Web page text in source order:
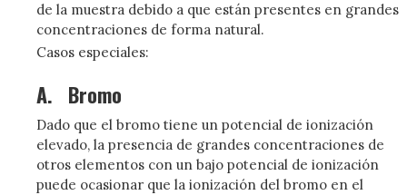
de la muestra debido a que están presentes en grandes
concentraciones de forma natural.
Casos especiales:
A. Bromo
Dado que el bromo tiene un potencial de ionización
elevado, la presencia de grandes concentraciones de
otros elementos con un bajo potencial de ionización
puede ocasionar que la ionización del bromo en el